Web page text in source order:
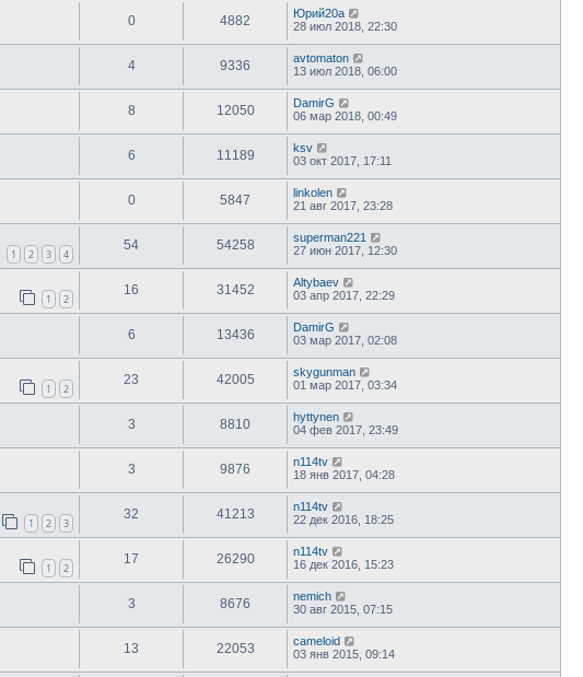
0 4882
Юрий20а
28 июл 2018, 22:30
4 9336
avtomaton
13 июл 2018, 06:00
8 12050
DamirG
06 мар 2018, 00:49
6 11189
ksv
03 окт 2017, 17:11
0 5847
linkolen
21 авг 2017, 23:28
1 2 3 4
54 54258
superman221
27 июн 2017, 12:30
1 2
16 31452
Altybaev
03 апр 2017, 22:29
6 13436
DamirG
03 мар 2017, 02:08
1 2
23 42005
skygunman
01 мар 2017, 03:34
3 8810
hyttynen
04 фев 2017, 23:49
3 9876
n114tv
18 янв 2017, 04:28
1 2 3
32 41213
n114tv
22 дек 2016, 18:25
1 2
17 26290
n114tv
16 дек 2016, 15:23
3 8676
nemich
30 авг 2015, 07:15
13 22053
cameloid
03 янв 2015, 09:14